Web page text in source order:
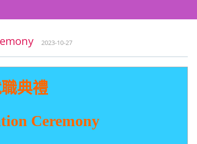
2023-10-27
典禮
Ceremony